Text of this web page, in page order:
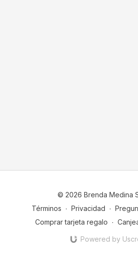
© 2026 Brenda Medina
Términos ∙ Privacidad ∙
Comprar tarjeta regalo ∙
Powered by